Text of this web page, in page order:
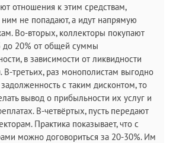
отношения к этим средствам,
не попадают, а идут напрямую
Во-вторых, коллекторы покупают
до 20% от общей суммы
в зависимости от ликвидности
В-третьих, раз монополистам выгодно
задолженность с таким дисконтом, то
вывод о прибыльности их услуг и
В-четвёртых, пусть передают
Практика показывает, что с
можно договориться за 20-30%. Им